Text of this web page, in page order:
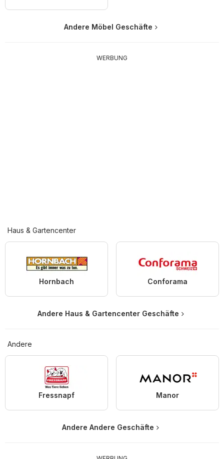
Andere Möbel Geschäfte
WERBUNG
Haus & Gartencenter
Hornbach Conforama
Andere Haus & Gartencenter Geschäfte
Andere
Fressnapf Manor
Andere Andere Geschäfte